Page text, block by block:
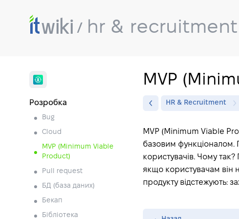
hr & recruitment
Розробка
Bug
Cloud
MVP (Minimum Viable
Product)
Pull request
БД (база даних)
Бекап
Бібліотека
MVP
HR & Recruitment
MVP (Minimum Viable
базовим функціоналом.
користувачів. Чому
якщо користувачам він
продукту відстежують: